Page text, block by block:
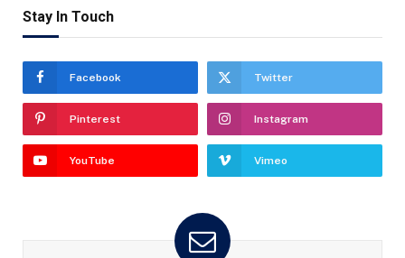
Stay In Touch
Facebook Twitter
Pinterest Instagram
YouTube Vimeo